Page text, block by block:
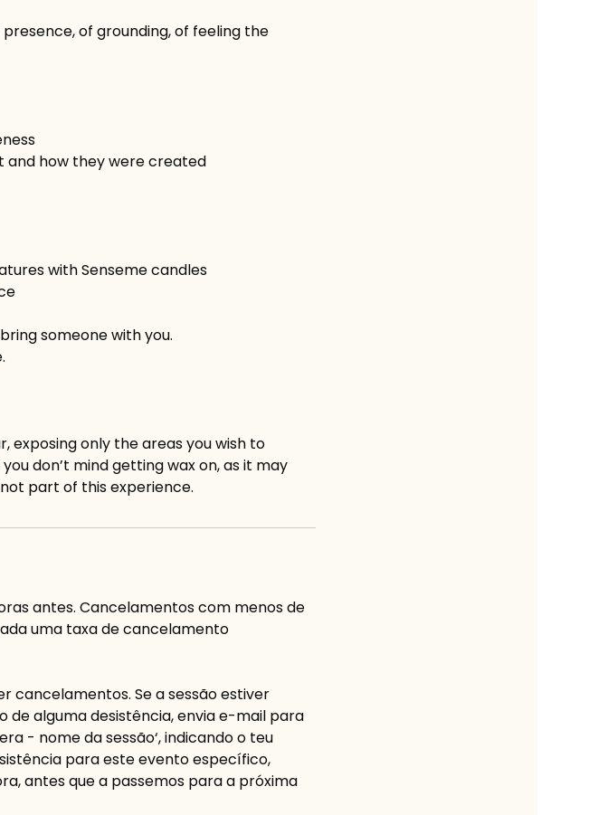
of grounding, of feeling the
and how they were created
with Senseme candles
someone with you.
exposing only the areas you wish to
don’t mind getting wax on, as it may
antes. Cancelamentos com menos de
uma taxa de cancelamento
cancelamentos. Se a sessão estiver
de alguma desistência, envia e-mail para
- nome da sessão‘, indicando o teu
para este evento específico,
antes que a passemos para a próxima